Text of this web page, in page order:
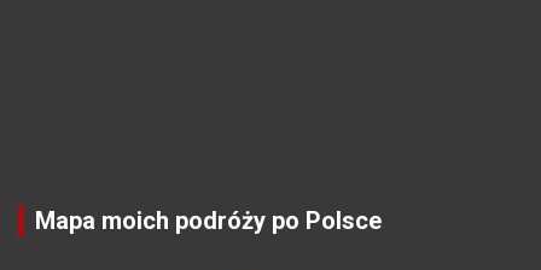
Mapa moich podróży po Polsce